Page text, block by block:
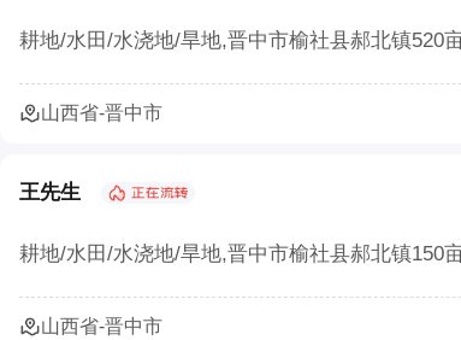
耕地/水田/水浇地/旱地,晋中市榆社县郝北镇520
山西省-晋中市
王先生
耕地/水田/水浇地/旱地,晋中市榆社县郝北镇150
山西省-晋中市